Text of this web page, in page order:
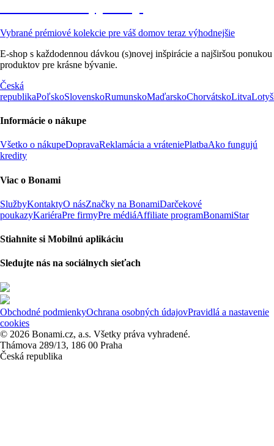
Vybrané prémiové kolekcie pre váš domov teraz výhodnejšie
E-shop s každodennou dávkou (s)novej inšpirácie a najširšou ponukou
produktov pre krásne bývanie.
Česká
republikaPoľskoSlovenskoRumunskoMaďarskoChorvátskoLitva
Informácie o nákupe
Všetko o nákupeDopravaReklamácia a vráteniePlatbaAko fungujú
kredity
Viac o Bonami
SlužbyKontaktyO násZnačky na BonamiDarčekové
poukazyKariéraPre firmyPre médiáAffiliate programBonamiStar
Stiahnite si Mobilnú aplikáciu
Sledujte nás na sociálnych sieťach
Obchodné podmienkyOchrana osobných údajovPravidlá a nastavenie
cookies
© 2026 Bonami.cz, a.s. Všetky práva vyhradené.
Thámova 289/13, 186 00 Praha
Česká republika